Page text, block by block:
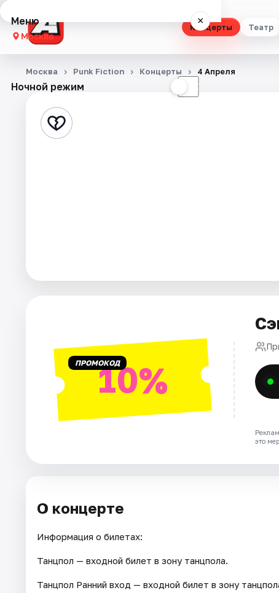
Концерты Театр
Меню ×
Москва
Концерты
Стендап
Артисты
Рейтинги
Ночной режим ☾
Москва Punk Fiction Концерты 4 Апреля
ПРОМОКОД10%
это
О концерте
Информация о билетах:
Танцпол — входной билет в зону танцпола.
Танцпол Ранний вход — входной билет в зону